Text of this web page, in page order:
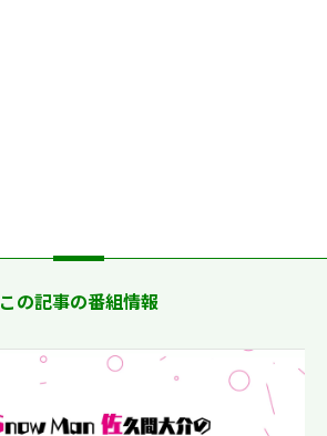
この記事の番組情報